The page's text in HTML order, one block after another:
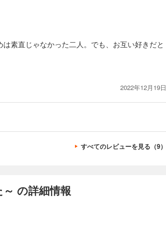
素直じゃなかった二人。でも、お互い好きだと
2022年12月19日
すべてのレビューを見る（9）
の詳細情報